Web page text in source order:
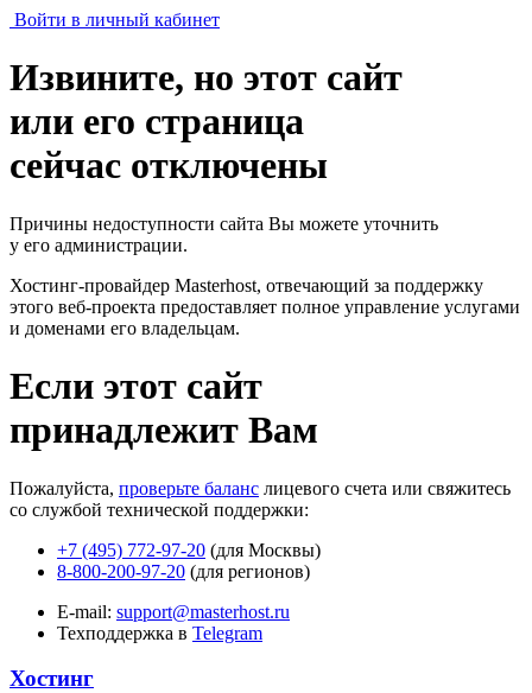
Войти в личный кабинет
Извините, но этот сайт
или его страница
сейчас отключены
Причины недоступности сайта Вы можете уточнить
у его администрации.
Хостинг-провайдер Masterhost, отвечающий за поддержку
этого веб-проекта предоставляет полное управление услугами
и доменами его владельцам.
Если этот сайт
принадлежит Вам
Пожалуйста, проверьте баланс лицевого счета или свяжитесь
со службой технической поддержки:
+7 (495) 772-97-20 (для Москвы)
8-800-200-97-20 (для регионов)
E-mail: support@masterhost.ru
Техподдержка в Telegram
Хостинг